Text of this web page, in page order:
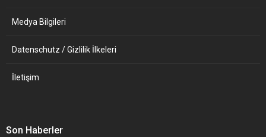
Medya Bilgileri
Datenschutz / Gizlilik İlkeleri
İletişim
Son Haberler